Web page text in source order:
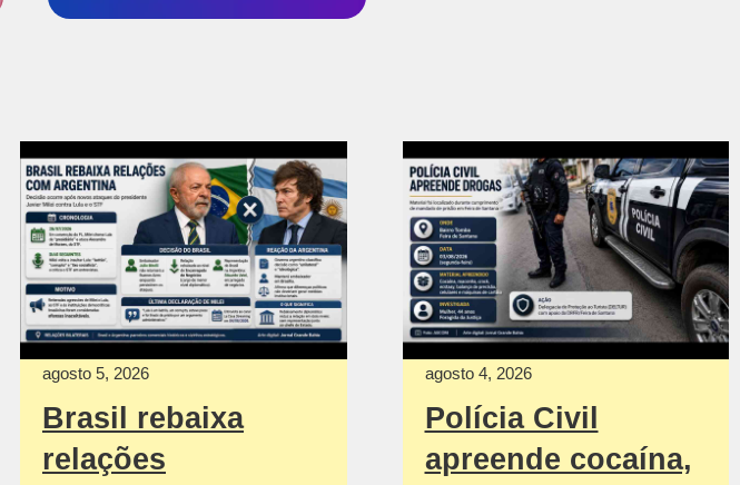
agosto 5, 2026
Brasil rebaixa
relações
agosto 4, 2026
Polícia Civil
apreende cocaína,